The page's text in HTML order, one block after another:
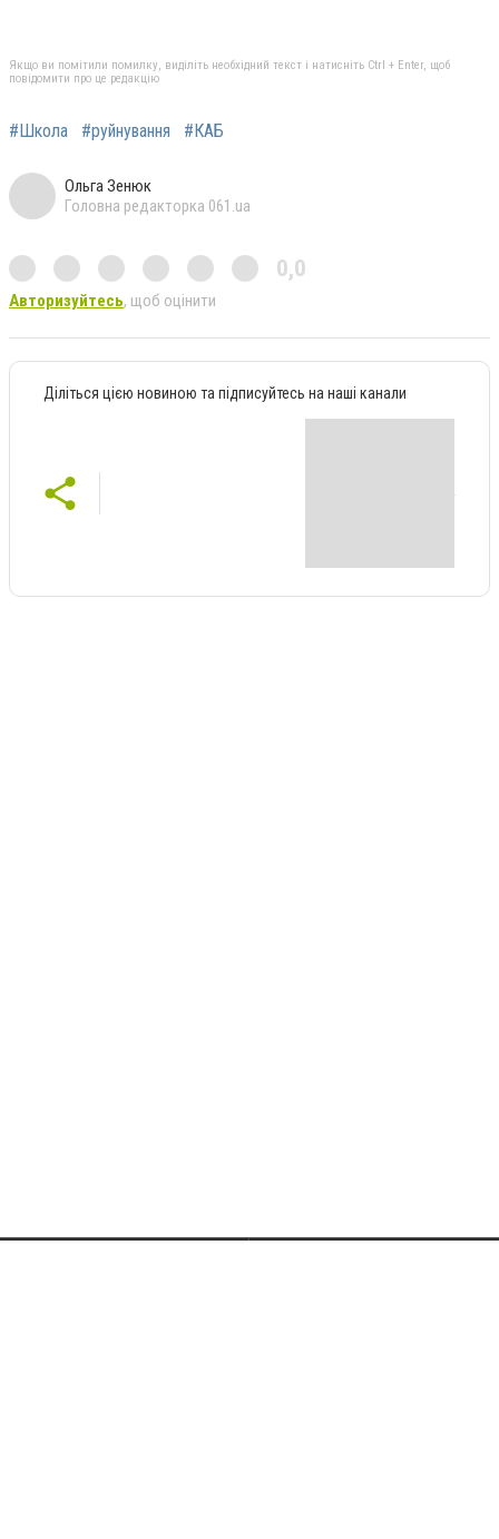
Якщо ви помітили помилку, виділіть необхідний текст і натисніть Ctrl + Enter, щоб
повідомити про це редакцію
#Школа #руйнування #КАБ
Ольга Зенюк
Головна редакторка 061.ua
0,0
Авторизуйтесь, щоб оцінити
Діліться цією новиною та підписуйтесь на наші канали